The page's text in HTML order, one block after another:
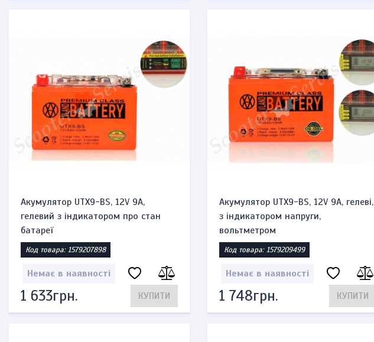
Акумулятор UTX9-BS, 12V 9A,
гелевий з індикатором про стан
батареї
Код товара: 1579207898
Немає в наявності
1 633грн. КУПИТИ
Акумулятор UTX9-BS, 12V 9A, гелеві,
з індикатором напруги,
вольтметром
Код товара: 1579209499
Немає в наявності
1 748грн. КУПИТИ